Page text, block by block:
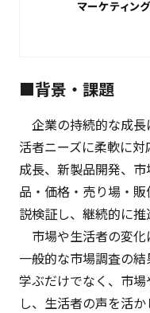
■背景・課題
企業の持続的な成長
活者ニーズに柔軟に
成長、新製品開発、
品・価格・売り場・
説検証し、継続的に推
市場や生活者の変化
一般的な市場調査の
学ぶだけでなく、市
し、生活者の声を活